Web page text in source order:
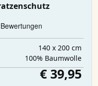
140 x 200 cm
100% Baumwolle
€ 39,95